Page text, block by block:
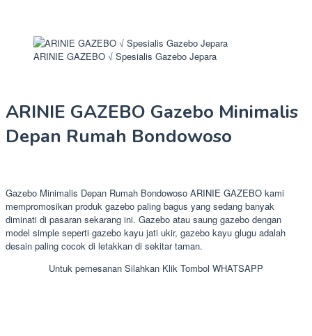
ARINIE GAZEBO √ Spesialis Gazebo Jepara
ARINIE GAZEBO Gazebo Minimalis
Depan Rumah Bondowoso
Gazebo Minimalis Depan Rumah Bondowoso ARINIE GAZEBO kami
mempromosikan produk gazebo paling bagus yang sedang banyak
diminati di pasaran sekarang ini. Gazebo atau saung gazebo dengan
model simple seperti gazebo kayu jati ukir, gazebo kayu glugu adalah
desain paling cocok di letakkan di sekitar taman.
Untuk pemesanan Silahkan Klik Tombol WHATSAPP